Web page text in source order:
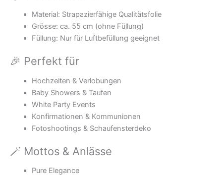
Material: Strapazierfähige Qualitätsfolie
Grösse: ca. 55 cm (ohne Füllung)
Füllung: Nur für Luftbefüllung geeignet
🎉 Perfekt für
Hochzeiten & Verlobungen
Baby Showers & Taufen
White Party Events
Konfirmationen & Kommunionen
Fotoshootings & Schaufensterdeko
🪄 Mottos & Anlässe
Pure Elegance